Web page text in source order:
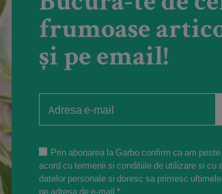
frumoase
și pe email!
Prin abonarea la Garbo confirm ca am
acord cu termenii si conditiile de utilizare si cu
datelor personale si doresc sa primesc
pe adresa de e-mail *